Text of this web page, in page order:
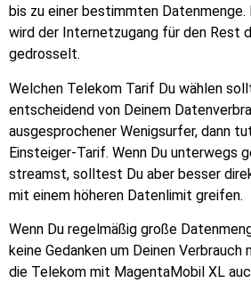
bis zu einer bestimmten
wird der Internetzugang für den Rest
gedrosselt.
Welchen Telekom Tarif Du wählen
entscheidend von Deinem
ausgesprochener Wenigsurfer, dann
Einsteiger-Tarif. Wenn Du unterwegs
streamst, solltest Du aber besser
mit einem höheren Datenlimit greifen.
Wenn Du regelmäßig große
keine Gedanken um Deinen
die Telekom mit MagentaMobil XL